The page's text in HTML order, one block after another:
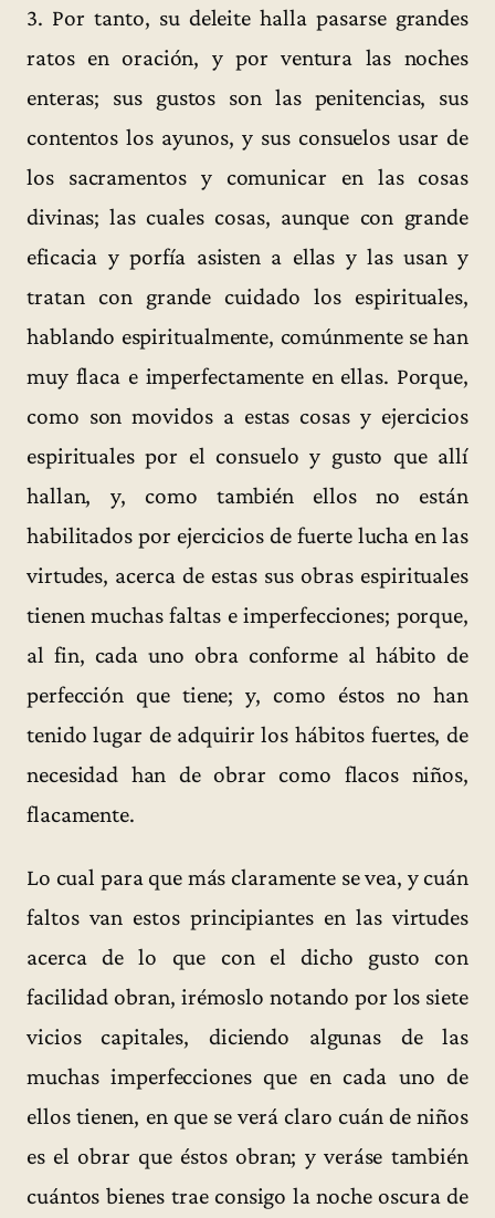
3. Por tanto, su deleite halla pasarse grandes
ratos en oración, y por ventura las noches
enteras; sus gustos son las penitencias, sus
contentos los ayunos, y sus consuelos usar de
los sacramentos y comunicar en las cosas
divinas; las cuales cosas, aunque con grande
eficacia y porfía asisten a ellas y las usan y
tratan con grande cuidado los espirituales,
hablando espiritualmente, comúnmente se han
muy flaca e imperfectamente en ellas. Porque,
como son movidos a estas cosas y ejercicios
espirituales por el consuelo y gusto que allí
hallan, y, como también ellos no están
habilitados por ejercicios de fuerte lucha en las
virtudes, acerca de estas sus obras espirituales
tienen muchas faltas e imperfecciones; porque,
al fin, cada uno obra conforme al hábito de
perfección que tiene; y, como éstos no han
tenido lugar de adquirir los hábitos fuertes, de
necesidad han de obrar como flacos niños,
flacamente.
Lo cual para que más claramente se vea, y cuán
faltos van estos principiantes en las virtudes
acerca de lo que con el dicho gusto con
facilidad obran, irémoslo notando por los siete
vicios capitales, diciendo algunas de las
muchas imperfecciones que en cada uno de
ellos tienen, en que se verá claro cuán de niños
es el obrar que éstos obran; y veráse también
cuántos bienes trae consigo la noche oscura de